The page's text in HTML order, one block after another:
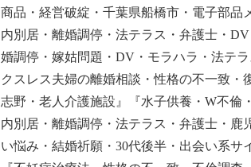
商品・経営破綻・千葉県船橋市・電子部品
内別居・離婚調停・法テラス・弁護士・
婚調停・嫁姑問題・DV・モラハラ・法テ
クスレス夫婦の離婚相談・性格の不一致
志野・老人介護施設』『水子供養・W不倫
内別居・離婚調停・法テラス・弁護士・
い悩み・結婚祈願・30代後半・出会い系サ